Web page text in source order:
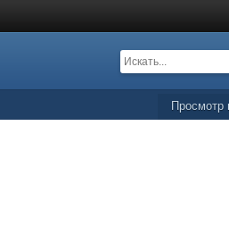
Просмотр